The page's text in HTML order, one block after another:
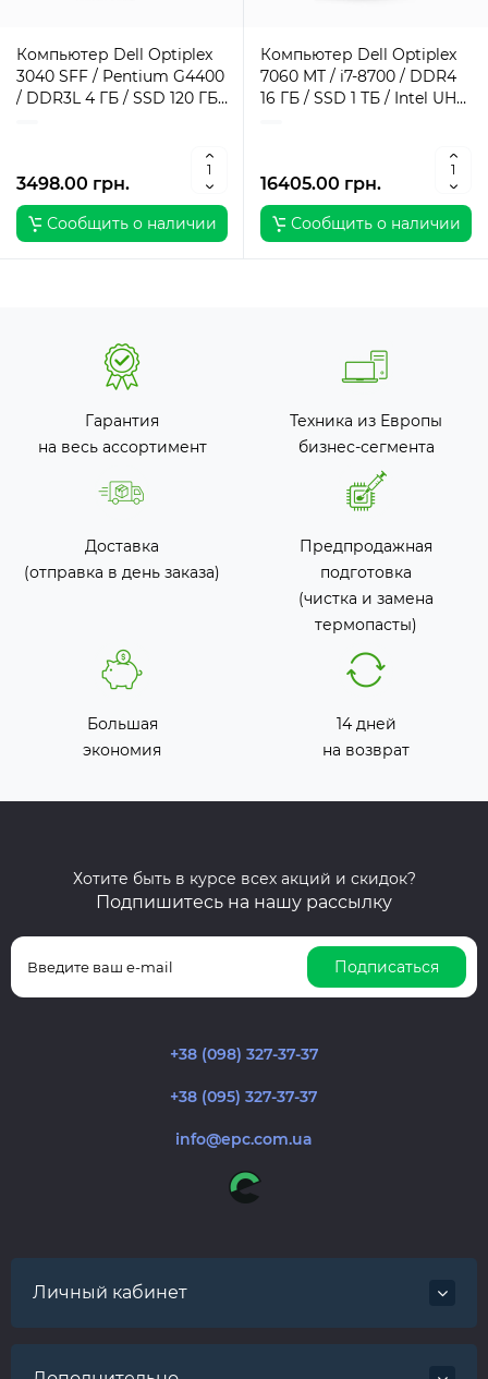
Компьютер Dell Optiplex
3040 SFF / Pentium G4400
/ DDR3L 4 ГБ / SSD 120 ГБ /
3498.00 грн.
Сообщить о наличии
Компьютер Dell Optiplex
7060 MT / i7-8700 / DDR4
16 ГБ / SSD 1 ТБ / Intel UHD
16405.00 грн.
Сообщить о наличии
Гарантия
на весь ассортимент
Техника из Европы
бизнес-сегмента
Доставка
(отправка в день заказа)
Предпродажная
подготовка
(чистка и замена
термопасты)
Большая
экономия
14 дней
на возврат
Хотите быть в курсе всех акций и скидок?
Подпишитесь на нашу рассылку
Подписаться
+38 (098) 327-37-37
+38 (095) 327-37-37
info@epc.com.ua
Личный кабинет